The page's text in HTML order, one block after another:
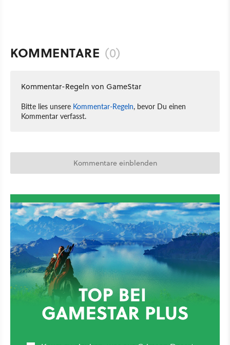
KOMMENTARE (0)
Kommentar-Regeln von GameStar
Bitte lies unsere Kommentar-Regeln, bevor Du einen
Kommentar verfasst.
Kommentare einblenden